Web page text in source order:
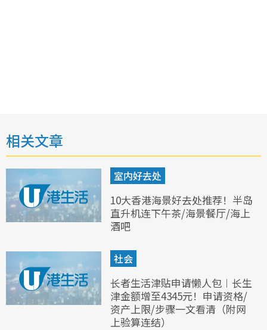
相关文章
室内好去处
10大香港海景好去处推荐！半岛
直升机连下午茶/海景餐厅/海上
酒吧
社会
长者生活津贴申请懒人包︱长生
津金额增至4345元！申请资格/
资产上限/步骤一文看清（附网
上验算连结）